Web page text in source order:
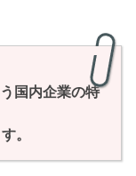
国内企業の特
。